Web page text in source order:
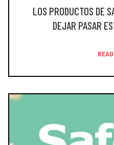
LOS PRODUCTOS DE
DEJAR PASAR